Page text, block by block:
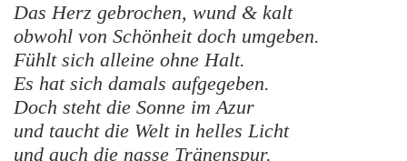
Das Herz gebrochen, wund & kalt
obwohl von Schönheit doch umgeben.
Fühlt sich alleine ohne Halt.
Es hat sich damals aufgegeben.
Doch steht die Sonne im Azur
und taucht die Welt in helles Licht
und auch die nasse Tränenspur.